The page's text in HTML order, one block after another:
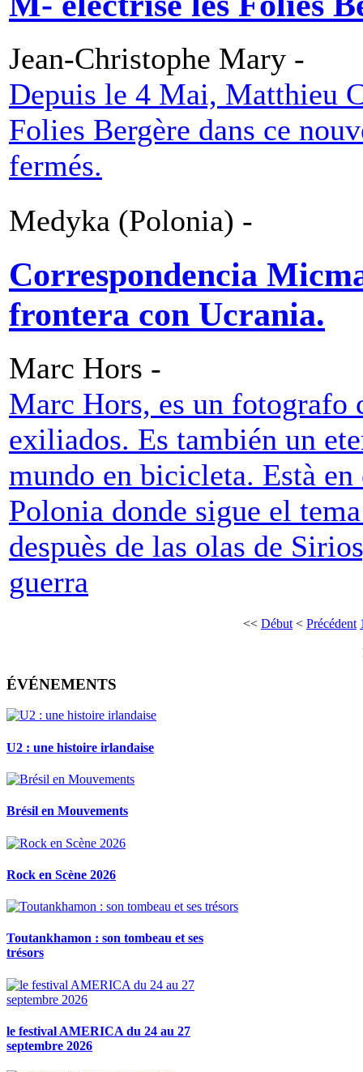
Jean-Christophe Mary -
Depuis le 4 Mai, Matthieu
Folies Bergère dans ce
fermés.
Medyka (Polonia) -
Correspondencia
frontera con Ucrania.
Marc Hors -
Marc Hors, es un fotografo
exiliados. Es también un
mundo en bicicleta. Està
Polonia donde sigue el
despuès de las olas de
guerra
<< Début < Précédent
ÉVÉNEMENTS
U2 : une histoire irlandaise
Brésil en Mouvements
Rock en Scène 2026
Toutankhamon : son tombeau et ses
trésors
le festival AMERICA du 24 au 27
septembre 2026